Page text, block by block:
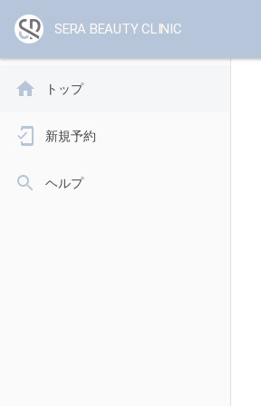
SERA BEAUTY CLINIC
トップ
新規予約
ヘルプ